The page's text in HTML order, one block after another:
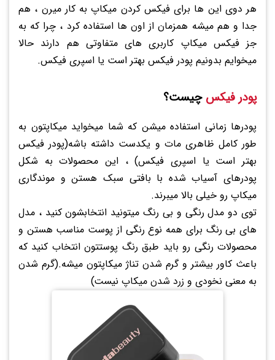
هر دوی این ها برای فیکس کردن میکاپ به کار میرن ، هم
جدا و هم میشه همزمان از اون ها استفاده کرد ، چرا که به
جز فیکس میکاپ کاربری های متفاوتی هم دارند حالا
میخوایم بدونیم پودر فیکس بهتر است یا اسپری فیکس.
پودر فیکسچیست؟
پودرها زمانی استفاده میشن که شما میخواید میکاپتون به
طور کامل ظاهری مات و یکدست داشته باشه(پودر فیکس
بهتر است یا اسپری فیکس) ، این محصولات به شکل
پودرهای آسیاب شده با بافتی سبک هستن و موندگاری
میکاپ رو خیلی بالا میبرند.
توی دو مدل رنگی و بی رنگ میتونید انتخابشون کنید ، مدل
های بی رنگ برای همه نوع رنگی از پوست مناسب هستن و
محصولات رنگی رو باید طبق رنگ پوستتون انتخاب کنید که
باعث کاور بیشتر و گرم شدن تناژ میکاپتون میشه.(گرم شدن
به معنی نخودی و زرد شدن میکاپ نیست)